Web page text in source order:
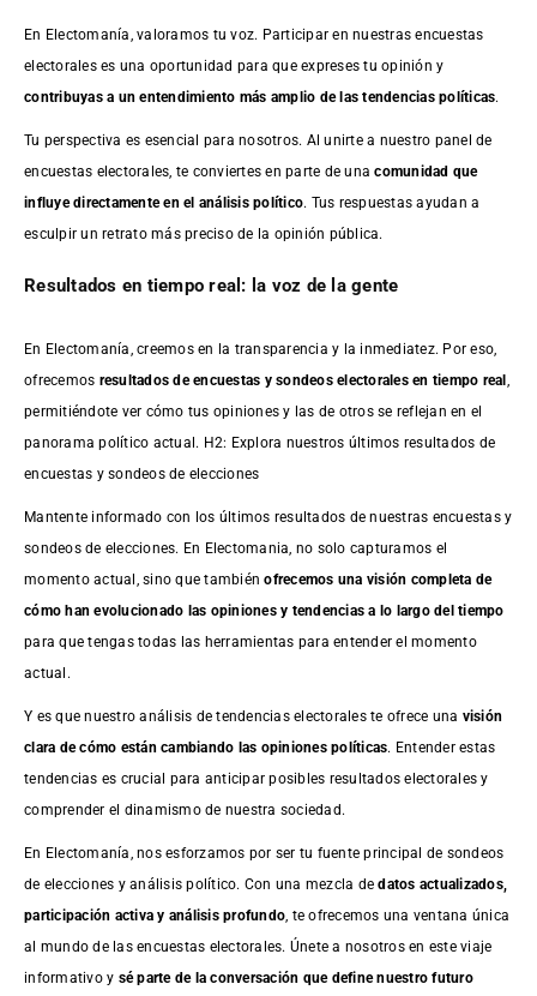
En Electomanía, valoramos tu voz. Participar en nuestras encuestas
electorales es una oportunidad para que expreses tu opinión y
contribuyas a un entendimiento más amplio de las tendencias políticas.
Tu perspectiva es esencial para nosotros. Al unirte a nuestro panel de
encuestas electorales, te conviertes en parte de unacomunidad que
influye directamente en el análisis político. Tus respuestas ayudan a
esculpir un retrato más preciso de la opinión pública.
Resultados en tiempo real: la voz de la gente
En Electomanía, creemos en la transparencia y la inmediatez. Por eso,
ofrecemos resultados deencuestas y sondeos electorales en tiempo real
permitiéndote ver cómo tus opiniones y las de otros se reflejan en el
panorama político actual. H2: Explora nuestros últimos resultados de
encuestas y sondeos de elecciones
Mantente informado con los últimos resultados de nuestras encuestasy
sondeos de elecciones. En Electomania, no solo capturamos el
momento actual, sino que tambiénofrecemos una visión completa de
cómo han evolucionado las opiniones y tendencias a lo largo del tiempo
para que tengas todas las herramientas para entender el momento
actual.
Y es que nuestro análisis de tendencias electorales te ofrece una visión
clara de cómo están cambiando las opiniones políticas. Entender estas
tendencias es crucial para anticipar posibles resultados electorales y
comprender el dinamismo de nuestra sociedad.
En Electomanía, nos esforzamos por ser tu fuente principal de sondeos
de elecciones y análisis político. Con una mezcla dedatos actualizados,
participación activa y análisis profundo , te ofrecemos una ventana única
al mundo de las encuestas electorales. Únete a nosotros en este viaje
informativo y sé parte de la conversación que define nuestro futuro